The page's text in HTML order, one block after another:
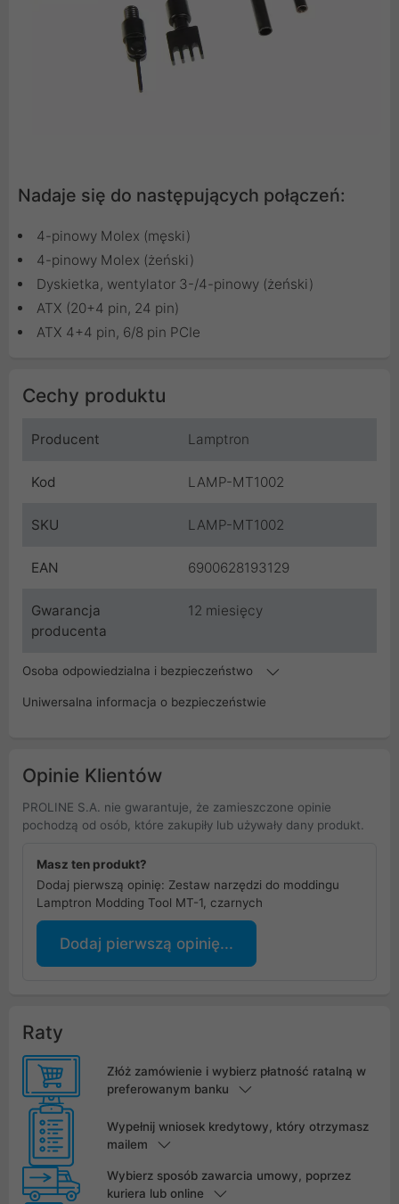
Nadaje się do następujących połączeń:
4-pinowy Molex (męski)
4-pinowy Molex (żeński)
Dyskietka, wentylator 3-/4-pinowy (żeński)
ATX (20+4 pin, 24 pin)
ATX 4+4 pin, 6/8 pin PCIe
Cechy produktu
Producent Lamptron
Kod LAMP-MT1002
SKU LAMP-MT1002
EAN 6900628193129
Gwarancja
producenta
12 miesięcy
Osoba odpowiedzialna i bezpieczeństwo
Uniwersalna informacja o bezpieczeństwie
Opinie Klientów
PROLINE S.A. nie gwarantuje, że zamieszczone opinie
pochodzą od osób, które zakupiły lub używały dany produkt.
Masz ten produkt?
Dodaj pierwszą opinię: Zestaw narzędzi do moddingu
Lamptron Modding Tool MT-1, czarnych
Dodaj pierwszą opinię...
Raty
Złóż zamówienie i wybierz płatność ratalną w
preferowanym banku
Wypełnij wniosek kredytowy, który otrzymasz
mailem
Wybierz sposób zawarcia umowy, poprzez
kuriera lub online